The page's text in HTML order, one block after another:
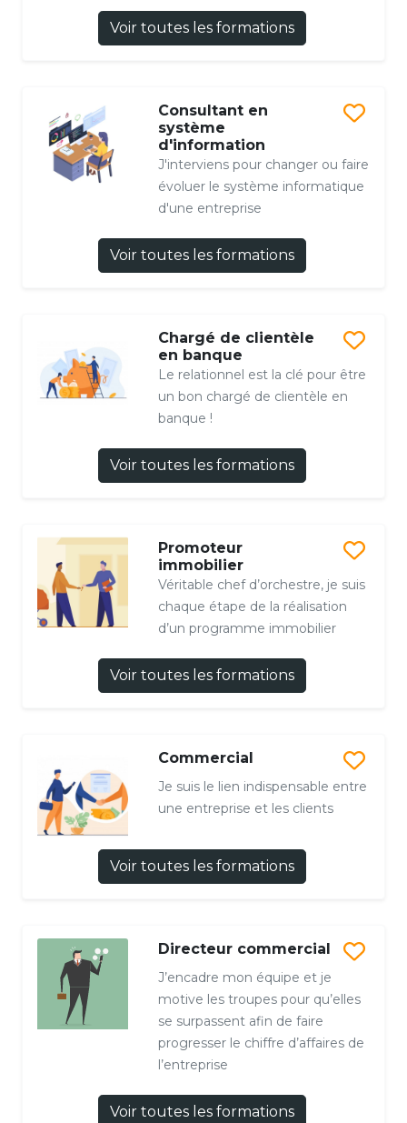
Voir toutes les formations
Consultant en
système
d'information
J'interviens pour changer ou faire
évoluer le système informatique
d'une entreprise
Voir toutes les formations
Chargé de clientèle
en banque
Le relationnel est la clé pour être
un bon chargé de clientèle en
banque !
Voir toutes les formations
Promoteur
immobilier
Véritable chef d’orchestre, je suis
chaque étape de la réalisation
d’un programme immobilier
Voir toutes les formations
Commercial
Je suis le lien indispensable entre
une entreprise et les clients
Voir toutes les formations
Directeur commercial
J’encadre mon équipe et je
motive les troupes pour qu’elles
se surpassent afin de faire
progresser le chiffre d’affaires de
l’entreprise
Voir toutes les formations